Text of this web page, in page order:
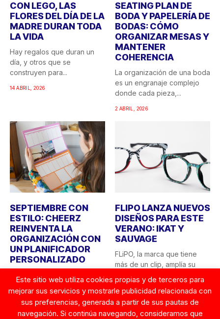
CON LEGO, LAS
FLORES DEL DÍA DE LA
MADRE DURAN TODA
LA VIDA
Hay regalos que duran un
día, y otros que se
construyen para...
14 ABRIL, 2026
SEATING PLAN DE
BODA Y PAPELERÍA DE
BODAS: CÓMO
ORGANIZAR MESAS Y
MANTENER
COHERENCIA
La organización de una boda
es un engranaje complejo
donde cada pieza,...
2 ABRIL, 2026
SEPTIEMBRE CON
ESTILO: CHEERZ
REINVENTA LA
ORGANIZACIÓN CON
UN PLANIFICADOR
PERSONALIZADO
trae consigo esa sensación
de “vuelta a...
26 AGOSTO, 2025
FLIPO LANZA NUEVOS
DISEÑOS PARA ESTE
VERANO: IKAT Y
SAUVAGE
FLiPO, la marca que tiene
más de un clip, amplía su
23 JUNIO, 2025
Este sitio web utiliza cookies propias y de terceros para
mejorar sus servicios y mostrarle publicidad relacionada con
sus preferencias, generada a partir de sus pautas de
navegación. Si continúa navegando, consideramos que